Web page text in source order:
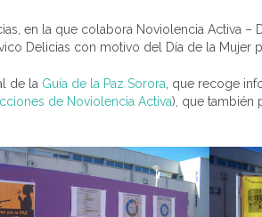
en la que colabora Noviolencia Activa –
Delicias con motivo del Día de la Mujer
de la Guía de la Paz Sorora , que recoge
de Noviolencia Activa), que también